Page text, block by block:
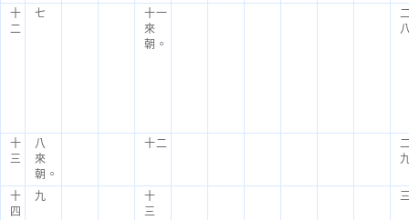
十
二
七
十一
來
朝。
十
三
八
來
朝。
十二
十
四
九
十
三